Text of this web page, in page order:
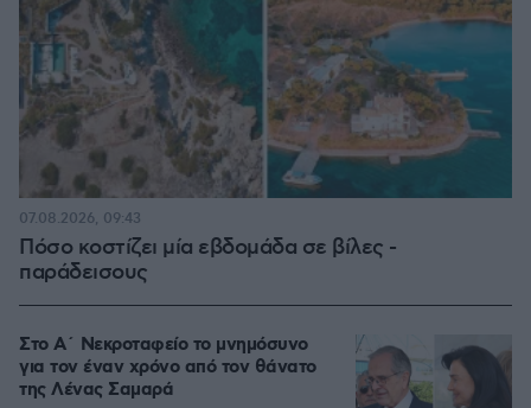
Πόσο κοστίζει μία εβδομάδα σε βίλες -
παράδεισους
07.08.2026, 09:43
Στο Α΄ Νεκροταφείο το μνημόσυνο
για τον έναν χρόνο από τον θάνατο
της Λένας Σαμαρά